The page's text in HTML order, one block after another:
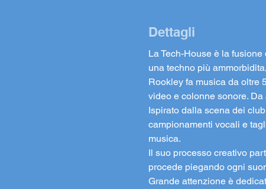
Dettagli
La Tech-House è la
una techno più
Rookley fa musica da oltre
video e colonne sonore.
Ispirato dalla scena dei
campionamenti vocali e
musica.
Il suo processo creativo
procede piegando ogni
Grande attenzione è